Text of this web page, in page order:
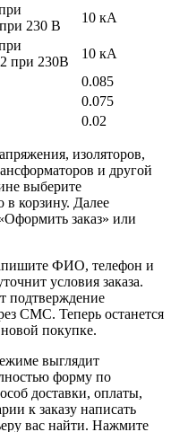
230 В
10 кА
при 230В
10 кА
0.085
0.075
0.02
изоляторов,
и другой
выберите
в корзину. Далее
заказ» или
ФИО, телефон и
условия заказа.
подтверждение
СМС. Теперь останется
новой покупке.
выглядит
форму по
доставки, оплаты,
к заказу написать
вас найти. Нажмите